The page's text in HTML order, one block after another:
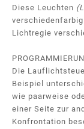
Diese Leuchten
Lichtregie
Die
Beispiel
wie paarweise
einer Seite zur
Konfrontation